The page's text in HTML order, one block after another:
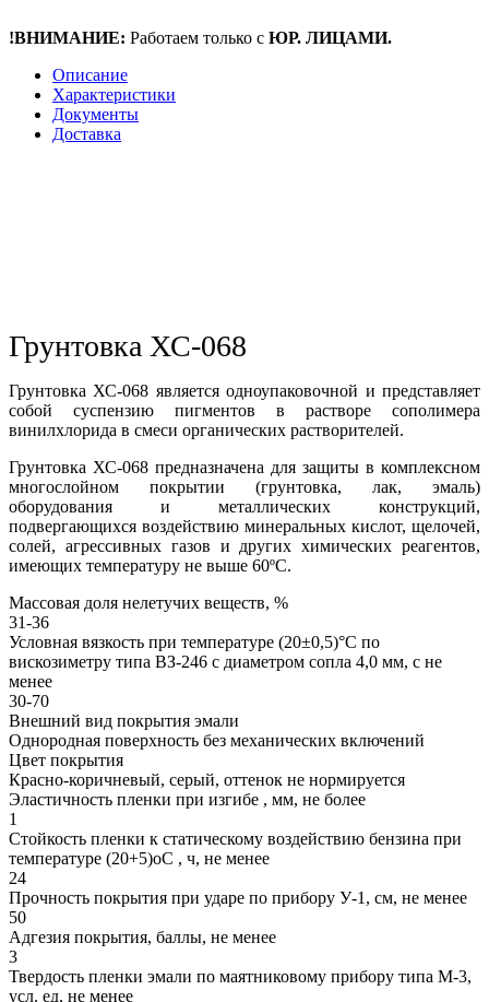
!ВНИМАНИЕ: Работаем только с ЮР. ЛИЦАМИ.
Описание
Характеристики
Документы
Доставка
Грунтовка ХС-068
Грунтовка ХС-068 является одноупаковочной и представляет
собой суспензию пигментов в растворе сополимера
винилхлорида в смеси органических растворителей.
Грунтовка ХС-068 предназначена для защиты в комплексном
многослойном покрытии (грунтовка, лак, эмаль)
оборудования и металлических конструкций,
подвергающихся воздействию минеральных кислот, щелочей,
солей, агрессивных газов и других химических реагентов,
имеющих температуру не выше 60ºС.
Массовая доля нелетучих веществ, %
31-36
Условная вязкость при температуре (20±0,5)°С по
вискозиметру типа ВЗ-246 с диаметром сопла 4,0 мм, с не
менее
30-70
Внешний вид покрытия эмали
Однородная поверхность без механических включений
Цвет покрытия
Красно-коричневый, серый, оттенок не нормируется
Эластичность пленки при изгибе , мм, не более
1
Стойкость пленки к статическому воздействию бензина при
температуре (20+5)оС , ч, не менее
24
Прочность покрытия при ударе по прибору У-1, см, не менее
50
Адгезия покрытия, баллы, не менее
3
Твердость пленки эмали по маятниковому прибору типа М-3,
усл. ед, не менее